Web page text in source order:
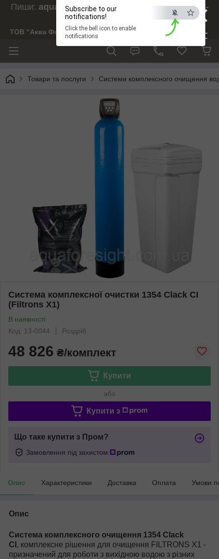
×
ESC
Subscribe to our
notifications!
Click the bell icon to enable
notifications
Пиши: aquaforesight@gmail.com , Дзвони:073-
238-29-97
ТОВ "Аква Форсайт"
Товари та послуги Системи комплексного очищення
Система комплексної очистки 1354 Clack CI
(Filtrons X1)
В наявності
Код: 13-0044
Роздріб
48 826 ₴/комплект
Купити
або
Купити з
Що таке купити з Пром?
Замовлення під захистом
Опис Характеристики Доставка Оплата Умови
Опис
Система комплексного очищення 1354 Clack
CI , комплексне рішення для очищення FILTRONS X1 -
призначений для роботи з вихідною водою з різних